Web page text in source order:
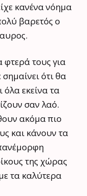
κανένα νόημα
βαρετός ο
φτερά τους για
ότι θα
όλα εκείνα τα
σαν λαό.
ακόμα πιο
και κάνουν τα
της χώρας
τα καλύτερα